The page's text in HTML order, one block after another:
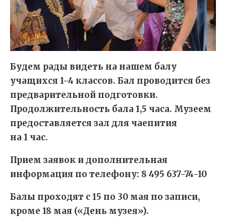
Будем рады видеть на нашем балу
учащихся 1-4 классов. Бал проводится без
предварительной подготовки.
Продолжительность бала 1,5 часа. Музеем
предоставляется зал для чаепития
на 1 час.
Прием заявок и дополнительная
информация по телефону: 8 495 637-74-10
Балы проходят с 15 по 30 мая по записи,
кроме 18 мая («День музея»).